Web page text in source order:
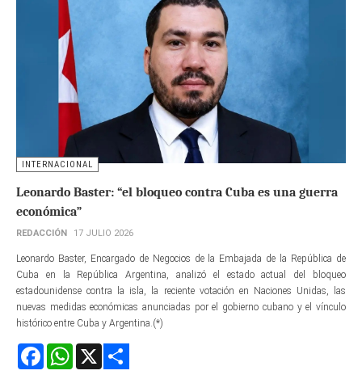
INTERNACIONAL
Leonardo Baster: “el bloqueo contra Cuba es una guerra
económica”
REDACCIÓN 17 JULIO 2026
Leonardo Baster, Encargado de Negocios de la Embajada de la República de
Cuba en la República Argentina, analizó el estado actual del bloqueo
estadounidense contra la isla, la reciente votación en Naciones Unidas, las
nuevas medidas económicas anunciadas por el gobierno cubano y el vínculo
histórico entre Cuba y Argentina.(*)
FacebookWhatsApp